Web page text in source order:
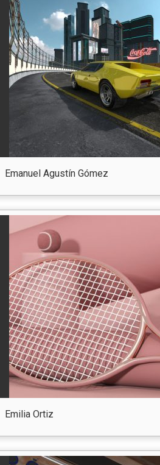
Emanuel Agustín Gómez
Emilia Ortiz